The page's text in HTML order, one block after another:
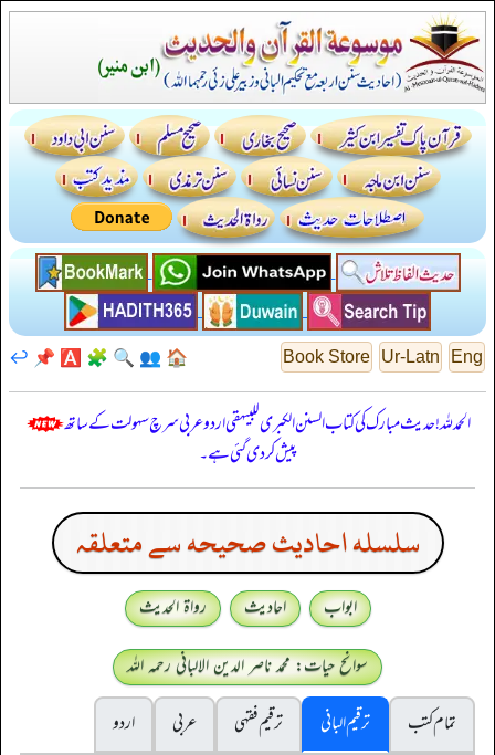
Eng
Ur-Latn
Book Store
🏠
👥
🔍
🧩
🅰️
📌
↩️
الحمدللہ! حدیث مبارک کی کتاب السنن الكبرى للبيهقي اردو عربی سرچ سہولت کے ساتھ
پیش کر دی گئی ہے۔
سلسله احاديث صحيحه سے متعلقہ
ابواب احادیث
رواۃ الحدیث
سوانح حیات: محمد ناصر الدین الالبانی رحمہ اللہ
تمام کتب
ترقیم البانی ترقيم فقہی عربی
اردو